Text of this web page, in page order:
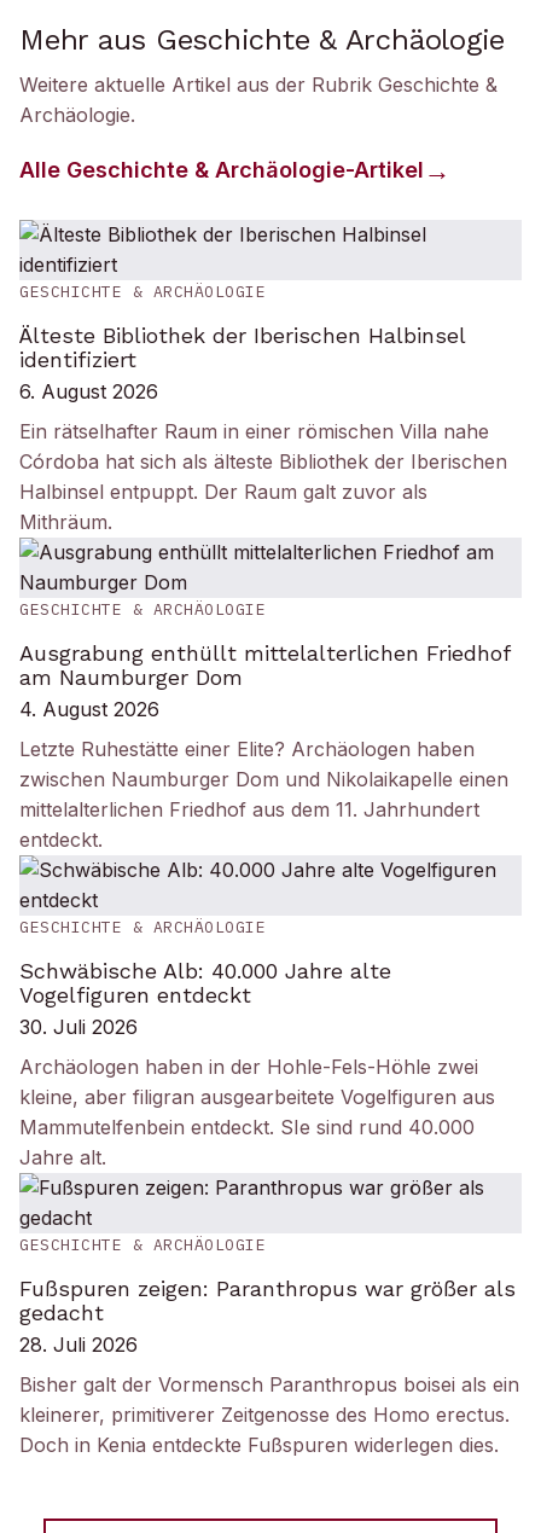
Mehr aus Geschichte & Archäologie
Weitere aktuelle Artikel aus der Rubrik Geschichte &
Archäologie.
Alle Geschichte & Archäologie-Artikel
GESCHICHTE & ARCHÄOLOGIE
Älteste Bibliothek der Iberischen Halbinsel
identifiziert
6. August 2026
Ein rätselhafter Raum in einer römischen Villa nahe
Córdoba hat sich als älteste Bibliothek der Iberischen
Halbinsel entpuppt. Der Raum galt zuvor als
Mithräum.
GESCHICHTE & ARCHÄOLOGIE
Ausgrabung enthüllt mittelalterlichen Friedhof
am Naumburger Dom
4. August 2026
Letzte Ruhestätte einer Elite? Archäologen haben
zwischen Naumburger Dom und Nikolaikapelle einen
mittelalterlichen Friedhof aus dem 11. Jahrhundert
entdeckt.
GESCHICHTE & ARCHÄOLOGIE
Schwäbische Alb: 40.000 Jahre alte
Vogelfiguren entdeckt
30. Juli 2026
Archäologen haben in der Hohle-Fels-Höhle zwei
kleine, aber filigran ausgearbeitete Vogelfiguren aus
Mammutelfenbein entdeckt. SIe sind rund 40.000
Jahre alt.
GESCHICHTE & ARCHÄOLOGIE
Fußspuren zeigen: Paranthropus war größer als
gedacht
28. Juli 2026
Bisher galt der Vormensch Paranthropus boisei als ein
kleinerer, primitiverer Zeitgenosse des Homo erectus.
Doch in Kenia entdeckte Fußspuren widerlegen dies.